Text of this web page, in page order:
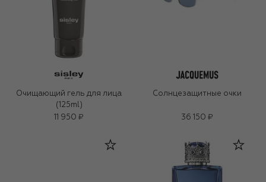
Очищающий гель для лица
(125ml)
11 950 ₽
Солнцезащитные очки
36 150 ₽